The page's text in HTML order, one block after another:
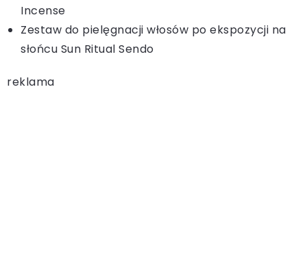
Incense
Zestaw do pielęgnacji włosów po ekspozycji na
słońcu Sun Ritual Sendo
reklama